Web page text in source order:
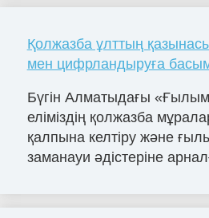
Қолжазба ұлттың
мен цифрландыруға
Бүгін Алматыдағы
еліміздің қолжазба
қалпына келтіру және
заманауи әдістеріне